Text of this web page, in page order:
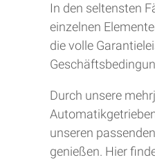
In den seltensten
einzelnen
die volle
Durch unsere
unseren
genießen. Hier